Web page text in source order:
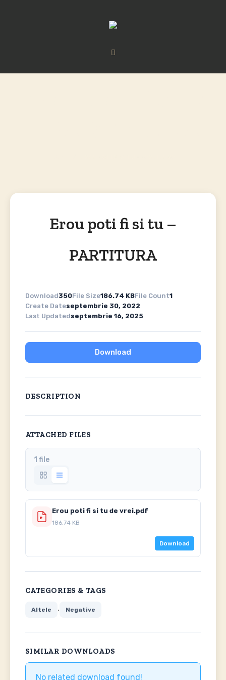
Erou poti fi si tu –
PARTITURA
Download350File Size186.74 KBFile Count1
Create Dateseptembrie 30, 2022
Last Updatedseptembrie 16, 2025
Download
DESCRIPTION
ATTACHED FILES
1 file
Erou poti fi si tu de vrei.pdf
186.74 KB
Download
CATEGORIES & TAGS
Altele , Negative
SIMILAR DOWNLOADS
No related download found!